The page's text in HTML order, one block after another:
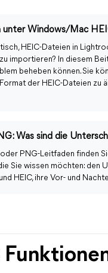
HEIC-Dateien in
importieren? In diesem
beheben können. Sie
der HEIC-Dateien zu
PNG-Leitfaden finden
Sie wissen möchten: den
HEIC, ihre Vor- und